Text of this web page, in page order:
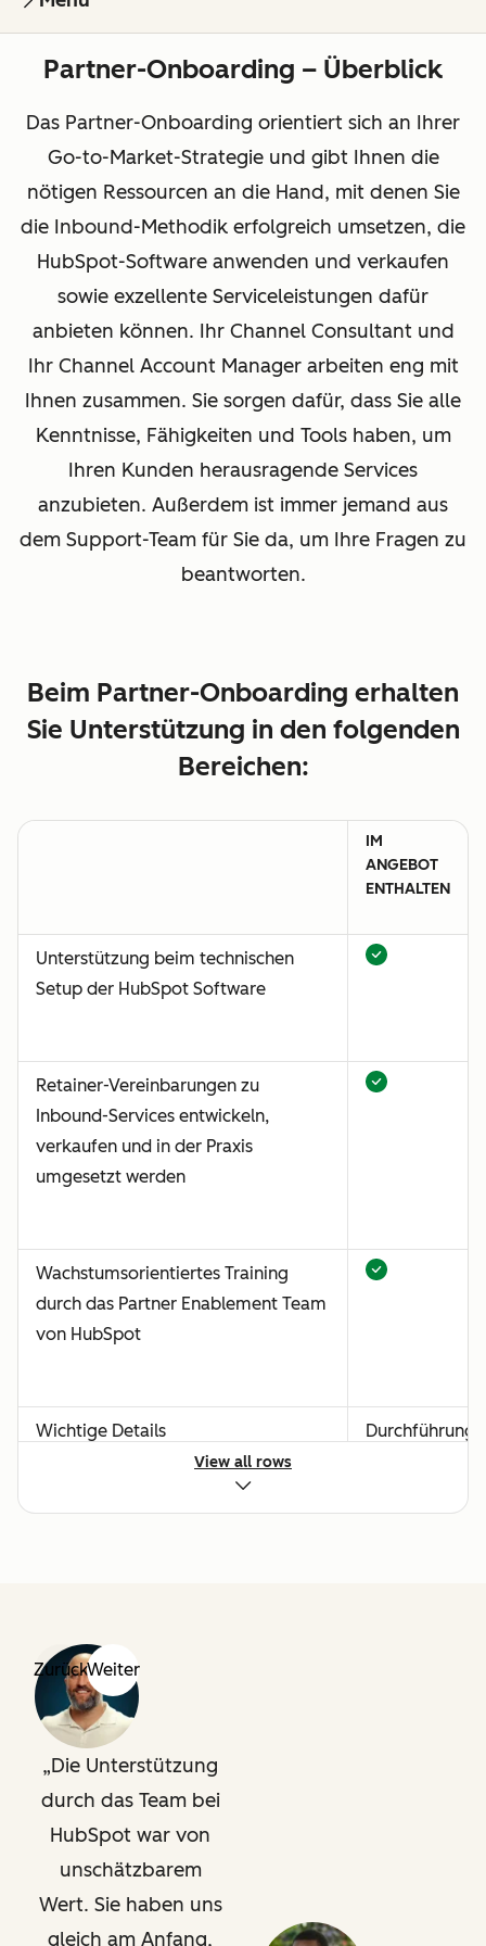
Partner-Onboarding – Überblick
Das Partner-Onboarding orientiert sich an Ihrer
Go-to-Market-Strategie und gibt Ihnen die
nötigen Ressourcen an die Hand, mit denen Sie
die Inbound-Methodik erfolgreich umsetzen, die
HubSpot-Software anwenden und verkaufen
sowie exzellente Serviceleistungen dafür
anbieten können. Ihr Channel Consultant und
Ihr Channel Account Manager arbeiten eng mit
Ihnen zusammen. Sie sorgen dafür, dass Sie alle
Kenntnisse, Fähigkeiten und Tools haben, um
Ihren Kunden herausragende Services
anzubieten. Außerdem ist immer jemand aus
dem Support-Team für Sie da, um Ihre Fragen zu
beantworten.
Beim Partner-Onboarding erhalten
Sie Unterstützung in den folgenden
Bereichen:
IM
ANGEBOT
ENTHALTEN
Unterstützung beim technischen
Setup der HubSpot Software
Retainer-Vereinbarungen zu
Inbound-Services entwickeln,
verkaufen und in der Praxis
umgesetzt werden
Wachstumsorientiertes Training
durch das Partner Enablement Team
von HubSpot
Wichtige Details
Durchführung:
View all rows
ZurückWeiter
Die Unterstützung
durch das Team bei
HubSpot war von
unschätzbarem
Wert. Sie haben uns
gleich am Anfang,